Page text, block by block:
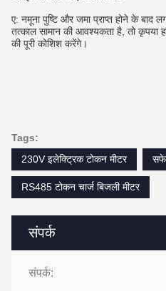
संपर्क
संपर्क:
ए: नमूना पुष्टि और जमा प्राप्त होने के बाद
तत्काल सामान की आवश्यकता है, तो कृपया
की पूरी कोशिश करेंगे।
Tags:
230V इलेक्ट्रिक टोकन मीटर
RS485 टोकन चार्ज बिजली मीटर